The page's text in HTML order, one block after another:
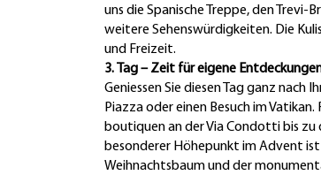
uns die Spanische Treppe, den Trevi-
weitere Sehenswürdigkeiten. Die
und Freizeit.
3. Tag – Zeit für eigene
Geniessen Sie diesen Tag ganz nach
Piazza oder einen Besuch im
boutiquen an der Via Condotti bis
besonderer Höhepunkt im Advent
Weihnachtsbaum und der